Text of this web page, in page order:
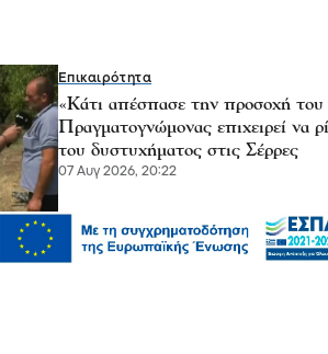
Επικαιρότητα
«Κάτι απέσπασε την προσοχή του
Πραγματογνώμονας επιχειρεί να
του δυστυχήματος στις Σέρρες
07 Αυγ 2026, 20:22
Μόδα
10 συμβουλές για να διατηρείτε